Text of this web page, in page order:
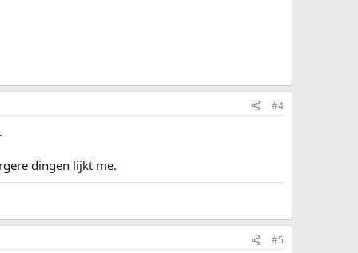
#4
dingen lijkt me.
#5